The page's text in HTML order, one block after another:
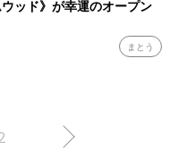
ッド》が幸運のオープン
まとう